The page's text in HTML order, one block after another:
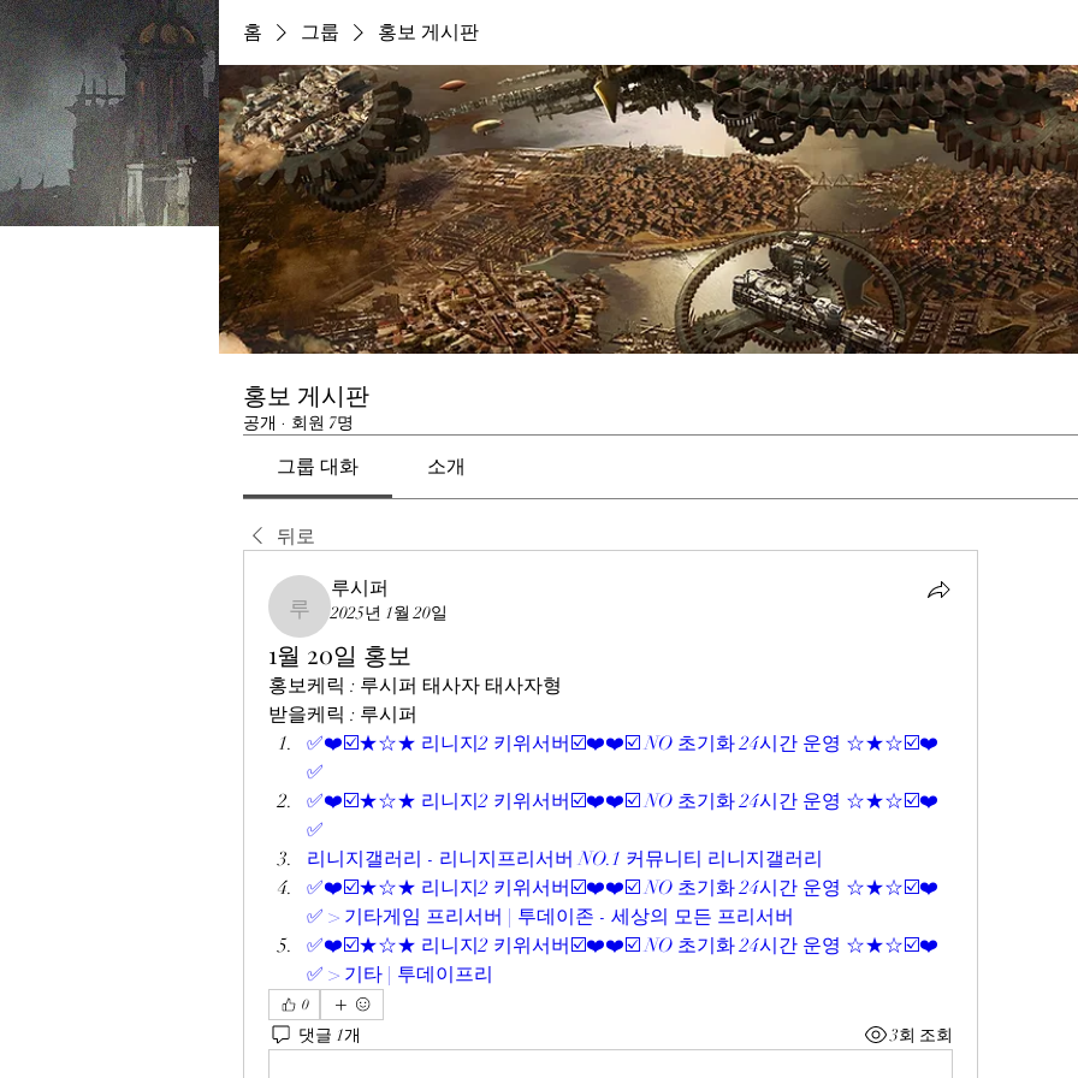
홈 그룹 홍보 게시판
홍보 게시판
공개 · 회원 7명
그룹 대화 소개
뒤로
루시퍼
루시퍼
2025년 1월 20일
1월 20일 홍보
홍보케릭 : 루시퍼 태사자 태사자형
받을케릭 : 루시퍼
✅❤️☑️★☆★ 리니지2 키위서버☑️❤️❤️☑️ NO 초기화 24시간 운영 ☆★☆☑️❤️
✅
✅❤️☑️★☆★ 리니지2 키위서버☑️❤️❤️☑️ NO 초기화 24시간 운영 ☆★☆☑️❤️
✅
리니지갤러리 - 리니지프리서버 NO.1 커뮤니티 리니지갤러리
✅❤️☑️★☆★ 리니지2 키위서버☑️❤️❤️☑️ NO 초기화 24시간 운영 ☆★☆☑️❤️
✅ > 기타게임 프리서버 | 투데이존 - 세상의 모든 프리서버
✅❤️☑️★☆★ 리니지2 키위서버☑️❤️❤️☑️ NO 초기화 24시간 운영 ☆★☆☑️❤️
✅ > 기타 | 투데이프리
0
댓글 1개 3회 조회